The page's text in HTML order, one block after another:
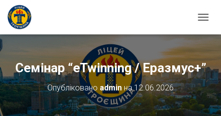
Семінар “eTwinning / Еразмус+”
Опубліковано admin на12.06.2026